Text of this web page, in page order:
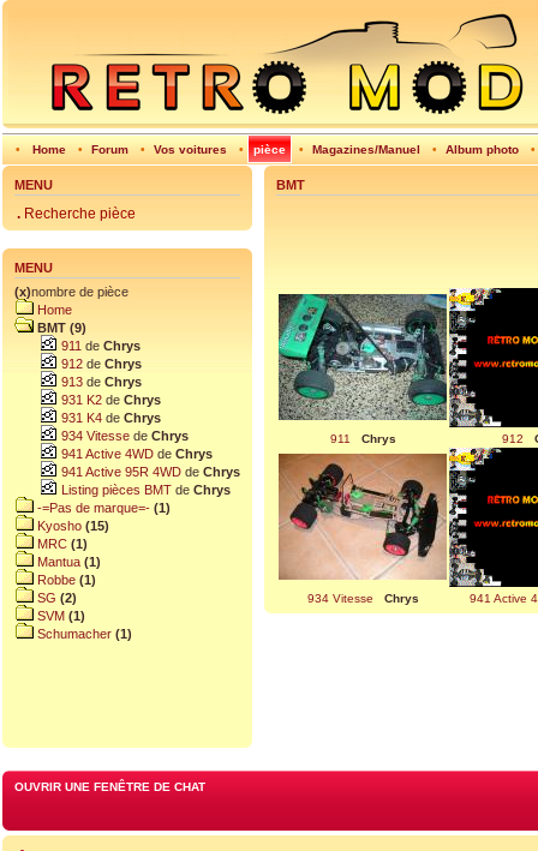
• Home • Forum • Vos voitures • pièce • Magazines/Manuel • Album photo •
MENU
. Recherche pièce
MENU
(x)nombre de pièce
Home
BMT (9)
911 de Chrys
912 de Chrys
913 de Chrys
931 K2 de Chrys
931 K4 de Chrys
934 Vitesse de Chrys
941 Active 4WD de Chrys
941 Active 95R 4WD de Chrys
Listing pièces BMT de Chrys
-=Pas de marque=- (1)
Kyosho (15)
MRC (1)
Mantua (1)
Robbe (1)
SG (2)
SVM (1)
Schumacher (1)
BMT
911 Chrys 912
934 Vitesse Chrys 941 Active
OUVRIR UNE FENÊTRE DE CHAT